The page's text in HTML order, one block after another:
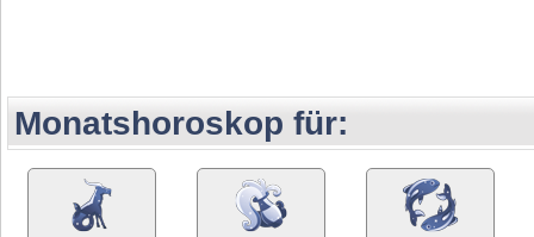
Monatshoroskop für: